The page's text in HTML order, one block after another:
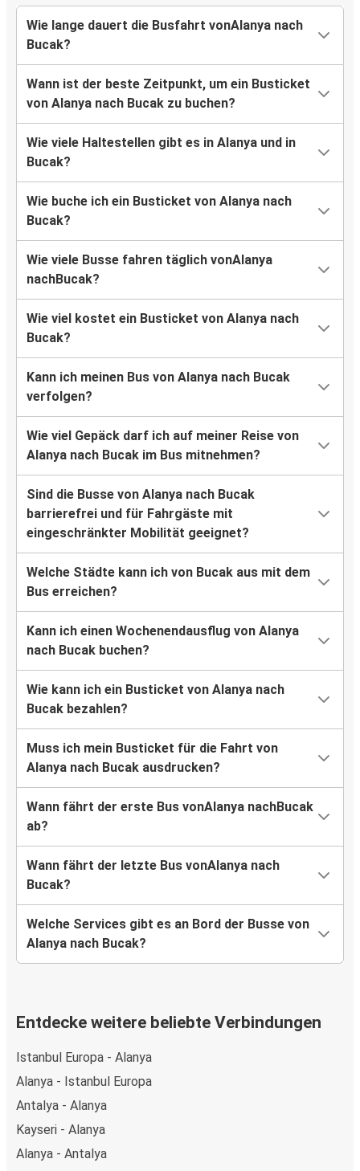
Wie lange dauert die Busfahrt vonAlanya nach
Bucak?
Wann ist der beste Zeitpunkt, um ein Busticket
von Alanya nach Bucak zu buchen?
Wie viele Haltestellen gibt es in Alanya und in
Bucak?
Wie buche ich ein Busticket von Alanya nach
Bucak?
Wie viele Busse fahren täglich vonAlanya
nachBucak?
Wie viel kostet ein Busticket von Alanya nach
Bucak?
Kann ich meinen Bus von Alanya nach Bucak
verfolgen?
Wie viel Gepäck darf ich auf meiner Reise von
Alanya nach Bucak im Bus mitnehmen?
Sind die Busse von Alanya nach Bucak
barrierefrei und für Fahrgäste mit
eingeschränkter Mobilität geeignet?
Welche Städte kann ich von Bucak aus mit dem
Bus erreichen?
Kann ich einen Wochenendausflug von Alanya
nach Bucak buchen?
Wie kann ich ein Busticket von Alanya nach
Bucak bezahlen?
Muss ich mein Busticket für die Fahrt von
Alanya nach Bucak ausdrucken?
Wann fährt der erste Bus vonAlanya nachBucak
ab?
Wann fährt der letzte Bus vonAlanya nach
Bucak?
Welche Services gibt es an Bord der Busse von
Alanya nach Bucak?
Entdecke weitere beliebte Verbindungen
Istanbul Europa - Alanya
Alanya - Istanbul Europa
Antalya - Alanya
Kayseri - Alanya
Alanya - Antalya